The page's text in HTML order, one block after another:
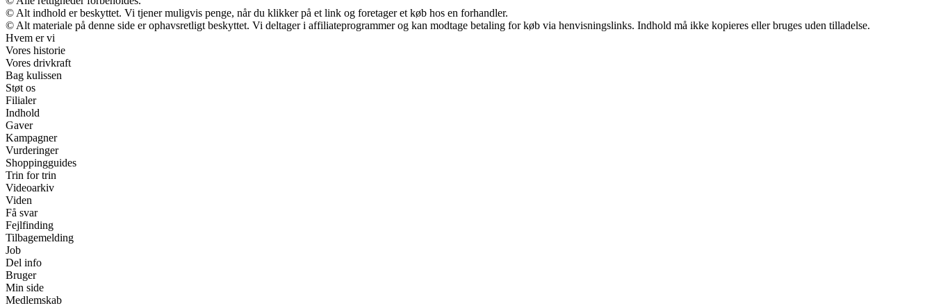
© Alt indhold er beskyttet. Vi tjener muligvis penge, når du klikker på et link og foretager et køb hos en forhandler.
© Alt materiale på denne side er ophavsretligt beskyttet. Vi deltager i affiliateprogrammer og kan modtage betaling for køb via henvisningslinks. Indhold må ikke kopieres eller bruges uden tilladelse.
Hvem er vi
Vores historie
Vores drivkraft
Bag kulissen
Støt os
Filialer
Indhold
Gaver
Kampagner
Vurderinger
Shoppingguides
Trin for trin
Videoarkiv
Viden
Få svar
Fejlfinding
Tilbagemelding
Job
Del info
Bruger
Min side
Medlemskab